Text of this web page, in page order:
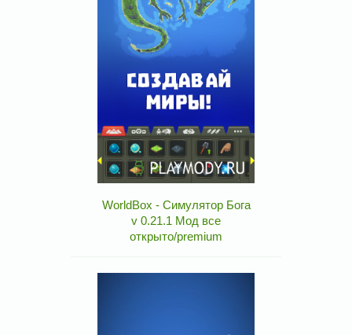
WorldBox - Симулятор Бога
v 0.21.1 Мод все
открыто/premium